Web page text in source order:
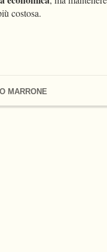
MARRONE
costosa.